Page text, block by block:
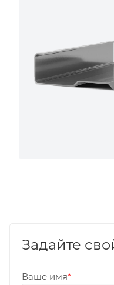
Задайте
Ваше имя*